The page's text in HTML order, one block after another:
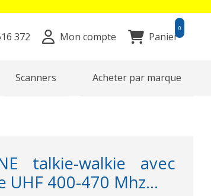
372 Mon compte Panier
0
Scanners Acheter par marque
talkie-walkie avec
400-470 Mhz...